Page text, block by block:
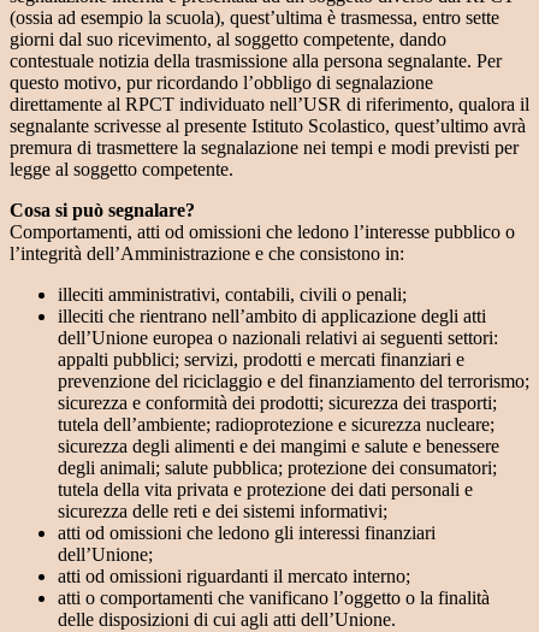
(ossia ad esempio la scuola), quest’ultima è trasmessa, entro sette
giorni dal suo ricevimento, al soggetto competente, dando
contestuale notizia della trasmissione alla persona segnalante. Per
questo motivo, pur ricordando l’obbligo di segnalazione
direttamente al RPCT individuato nell’USR di riferimento, qualora il
segnalante scrivesse al presente Istituto Scolastico, quest’ultimo avrà
premura di trasmettere la segnalazione nei tempi e modi previsti per
legge al soggetto competente.
Cosa si può segnalare?
Comportamenti, atti od omissioni che ledono l’interesse pubblico o
l’integrità dell’Amministrazione e che consistono in:
illeciti amministrativi, contabili, civili o penali;
illeciti che rientrano nell’ambito di applicazione degli atti
dell’Unione europea o nazionali relativi ai seguenti settori:
appalti pubblici; servizi, prodotti e mercati finanziari e
prevenzione del riciclaggio e del finanziamento del terrorismo;
sicurezza e conformità dei prodotti; sicurezza dei trasporti;
tutela dell’ambiente; radioprotezione e sicurezza nucleare;
sicurezza degli alimenti e dei mangimi e salute e benessere
degli animali; salute pubblica; protezione dei consumatori;
tutela della vita privata e protezione dei dati personali e
sicurezza delle reti e dei sistemi informativi;
atti od omissioni che ledono gli interessi finanziari
dell’Unione;
atti od omissioni riguardanti il mercato interno;
atti o comportamenti che vanificano l’oggetto o la finalità
delle disposizioni di cui agli atti dell’Unione.